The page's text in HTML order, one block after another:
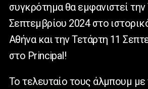
συγκρότημα θα εμφανιστεί την
Σεπτεμβρίου 2024 στο
Αθήνα και την Τετάρτη 11
στο Principal!
Το τελευταίο τους άλμπουμ με